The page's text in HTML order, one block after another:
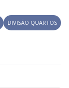
DIVISÃO QUARTOS